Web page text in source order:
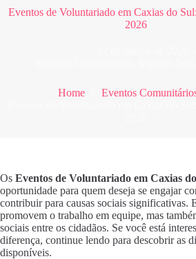
Eventos de Voluntariado em Caxias do
2026
Home
Eventos
Os Eventos de Voluntariado em Caxias
oportunidade para quem deseja se engajar
contribuir para causas sociais significativas.
promovem o trabalho em equipe, mas
sociais entre os cidadãos. Se você está
diferença, continue lendo para descobrir as
disponíveis.